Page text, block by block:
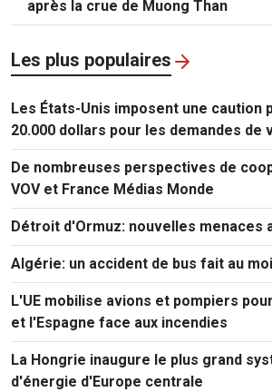
après la crue de Muong Than
Les plus populaires
Les États-Unis imposent une caution
20.000 dollars pour les demandes de
ressortissants de 50 pays
De nombreuses perspectives de
VOV et France Médias Monde
Détroit d'Ormuz: nouvelles menaces
Algérie: un accident de bus fait au
L'UE mobilise avions et pompiers
et l'Espagne face aux incendies
La Hongrie inaugure le plus grand
d'énergie d'Europe centrale